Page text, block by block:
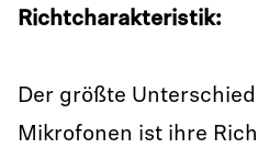
Richtcharakteristik:
Der größte
Mikrofonen ist ihre